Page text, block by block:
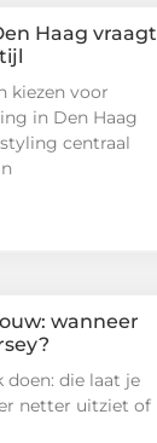
Haag vraagt
kiezen voor
in Den Haag
centraal
wanneer
doen: die laat je
netter uitziet of